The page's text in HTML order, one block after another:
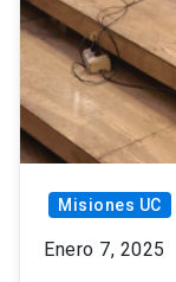
Misiones UC
Enero 7, 2025